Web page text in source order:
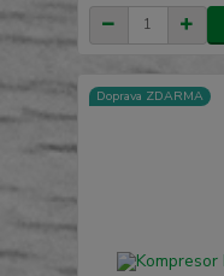
Doprava ZDARMA